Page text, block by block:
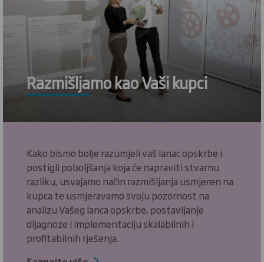
Razmišljamo kao Vaši kupci
Kako bismo bolje razumjeli vaš lanac opskrbe i
postigli poboljšanja koja će napraviti stvarnu
razliku, usvajamo način razmišljanja usmjeren na
kupca te usmjeravamo svoju pozornost na
analizu Vašeg lanca opskrbe, postavljanje
dijagnoze i implementaciju skalabilnih i
profitabilnih rješenja.